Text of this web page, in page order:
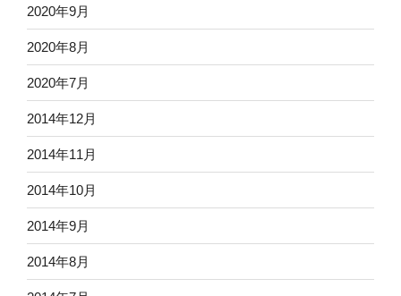
2020年9月
2020年8月
2020年7月
2014年12月
2014年11月
2014年10月
2014年9月
2014年8月